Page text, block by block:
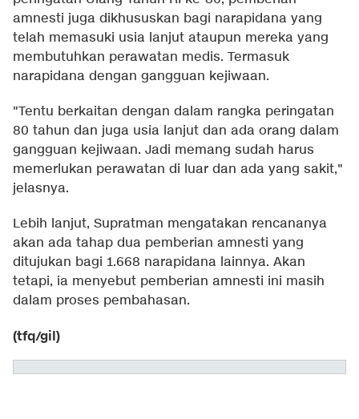
amnesti juga dikhususkan bagi narapidana yang
telah memasuki usia lanjut ataupun mereka yang
membutuhkan perawatan medis. Termasuk
narapidana dengan gangguan kejiwaan.
"Tentu berkaitan dengan dalam rangka peringatan
80 tahun dan juga usia lanjut dan ada orang dalam
gangguan kejiwaan. Jadi memang sudah harus
memerlukan perawatan di luar dan ada yang sakit,"
jelasnya.
Lebih lanjut, Supratman mengatakan rencananya
akan ada tahap dua pemberian amnesti yang
ditujukan bagi 1.668 narapidana lainnya. Akan
tetapi, ia menyebut pemberian amnesti ini masih
dalam proses pembahasan.
(tfq/gil)